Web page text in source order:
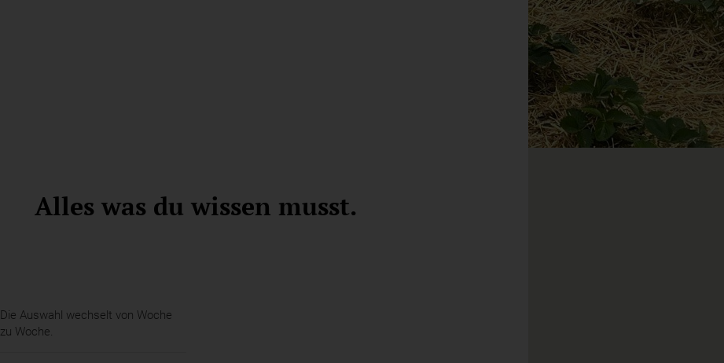
Alles was du wissen musst.
Die Auswahl wechselt von Woche
zu Woche.